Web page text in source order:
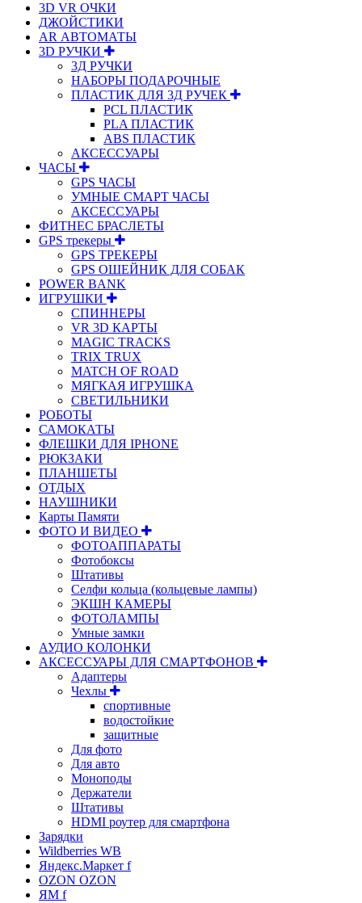
3D VR ОЧКИ
ДЖОЙСТИКИ
АR АВТОМАТЫ
3D РУЧКИ
3Д РУЧКИ
НАБОРЫ ПОДАРОЧНЫЕ
ПЛАСТИК ДЛЯ 3Д РУЧЕК
PCL ПЛАСТИК
PLA ПЛАСТИК
ABS ПЛАСТИК
АКСЕССУАРЫ
ЧАСЫ
GPS ЧАСЫ
УМНЫЕ СМАРТ ЧАСЫ
АКСЕССУАРЫ
ФИТНЕС БРАСЛЕТЫ
GPS трекеры
GPS ТРЕКЕРЫ
GPS ОШЕЙНИК ДЛЯ СОБАК
POWER BANK
ИГРУШКИ
СПИННЕРЫ
VR 3D КАРТЫ
MAGIC TRACKS
TRIX TRUX
MATCH OF ROAD
МЯГКАЯ ИГРУШКА
СВЕТИЛЬНИКИ
РОБОТЫ
САМОКАТЫ
ФЛЕШКИ ДЛЯ IPHONE
РЮКЗАКИ
ПЛАНШЕТЫ
ОТДЫХ
НАУШНИКИ
Карты Памяти
ФОТО И ВИДЕО
ФОТОАППАРАТЫ
Фотобоксы
Штативы
Селфи кольца (кольцевые лампы)
ЭКШН КАМЕРЫ
ФОТОЛАМПЫ
Умные замки
АУДИО КОЛОНКИ
АКСЕССУАРЫ ДЛЯ СМАРТФОНОВ
Адаптеры
Чехлы
спортивные
водостойкие
защитные
Для фото
Для авто
Моноподы
Держатели
Штативы
HDMI роутер для смартфона
Зарядки
Wildberries WB
Яндекс.Маркет f
OZON OZON
ЯМ f